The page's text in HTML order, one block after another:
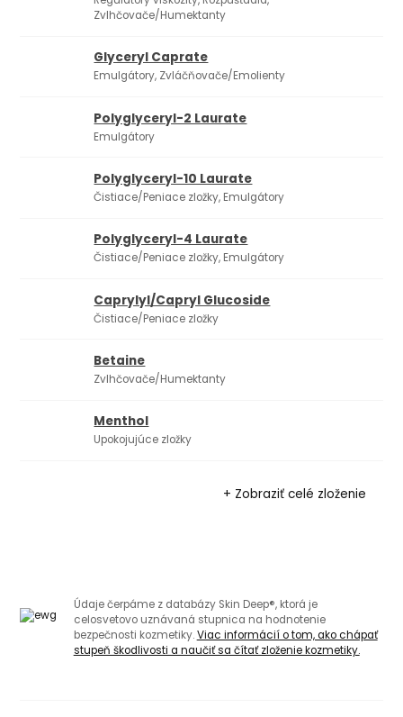
Zvlhčovače/Humektanty
Glyceryl Caprate
Emulgátory, Zvláčňovače/Emolienty
Polyglyceryl-2 Laurate
Emulgátory
Polyglyceryl-10 Laurate
Čistiace/Peniace zložky, Emulgátory
Polyglyceryl-4 Laurate
Čistiace/Peniace zložky, Emulgátory
Caprylyl/Capryl Glucoside
Čistiace/Peniace zložky
Betaine
Zvlhčovače/Humektanty
Menthol
Upokojujúce zložky
+ Zobraziť celé zloženie
Údaje čerpáme z databázy Skin Deep®, ktorá je
celosvetovo uznávaná stupnica na hodnotenie
bezpečnosti kozmetiky.Viac informácií o tom, ako chápať
stupeň škodlivosti a naučiť sa čítať zloženie kozmetiky.